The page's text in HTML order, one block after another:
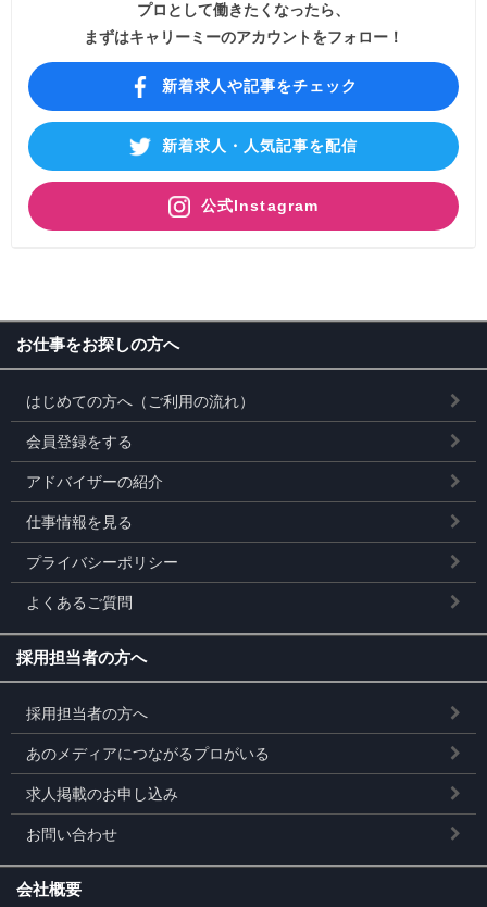
プロとして働きたくなったら、
まずはキャリーミーのアカウントをフォロー！
新着求人や記事をチェック
新着求人・人気記事を配信
公式Instagram
お仕事をお探しの方へ
はじめての方へ（ご利用の流れ）
会員登録をする
アドバイザーの紹介
仕事情報を見る
プライバシーポリシー
よくあるご質問
採用担当者の方へ
採用担当者の方へ
あのメディアにつながるプロがいる
求人掲載のお申し込み
お問い合わせ
会社概要